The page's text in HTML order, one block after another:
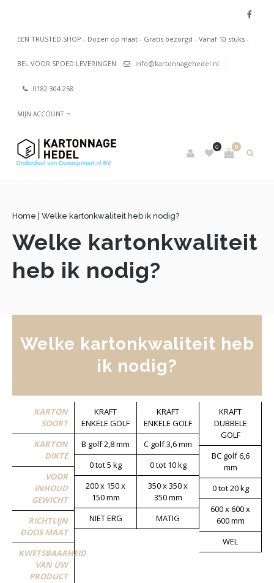
EEN TRUSTED SHOP - Dozen op maat - Gratis bezorgd - Vanaf 10 stuks -
BEL VOOR SPOED LEVERINGEN info@kartonnagehedel.nl
0182 304 258
MIJN ACCOUNT
0
0
Home Welke kartonkwaliteit heb ik nodig?
Welke kartonkwaliteit
heb ik nodig?
Welke kartonkwaliteit heb
ik nodig?
KARTON
SOORT
KARTON
DIKTE
VOOR
INHOUD
GEWICHT
RICHTLIJN
DOOS MAAT
KWETSBAARHEID
VAN UW
PRODUCT
KRAFT
ENKELE GOLF
B golf 2,8 mm
0 tot 5 kg
200 x 150 x
150 mm
NIET ERG
KRAFT
ENKELE GOLF
C golf 3,6 mm
0 tot 10 kg
350 x 350 x
350 mm
MATIG
KRAFT
DUBBELE
GOLF
BC golf 6,6
mm
0 tot 20 kg
600 x 600 x
600 mm
WEL